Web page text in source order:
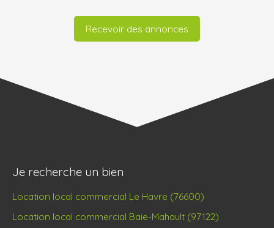
Recevoir des annonces
Je recherche un bien
Location local commercial Le Havre (76600)
Location local commercial Baie-Mahault (97122)